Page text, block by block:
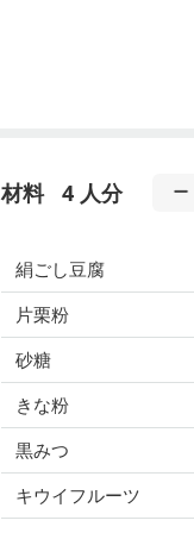
材料 4 人分
絹ごし豆腐
片栗粉
砂糖
きな粉
黒みつ
キウイフルーツ